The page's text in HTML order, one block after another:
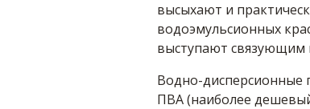
высыхают и
водоэмульсионных
выступают связующим
Водно-дисперсионные
ПВА (наиболее